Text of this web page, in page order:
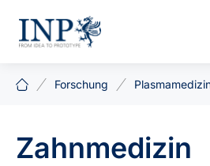
Forschung
Zahnmedizin